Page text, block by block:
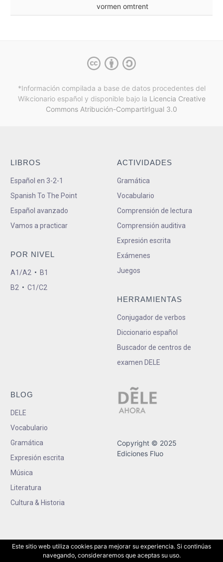
vormen omtrent
*Información compilada a base de datos procedentes del
Wikcionario español y disponible bajo la Licencia Creative
Commons Atribución-CompartirIgual 3.0
LIBROS
Español en 3-2-1
Spanish To The Point
Español avanzado
Vamos a practicar
POR NIVEL
A1/A2 • B1
B2 • C1/C2
ACTIVIDADES
Gramática
Vocabulario
Comprensión de lectura
Comprensión auditiva
Expresión escrita
Exámenes
Juegos
HERRAMIENTAS
Conjugador de verbos
Diccionario español
Buscador de centros de
examen DELE
BLOG
DELE
Vocabulario
Gramática
Expresión escrita
Música
Literatura
Cultura & Historia
Copyright © 2025
Ediciones Fluo
Este sitio web utiliza cookies para mejorar su experiencia. Si continúas
navegando, consideraremos que aceptas su uso.